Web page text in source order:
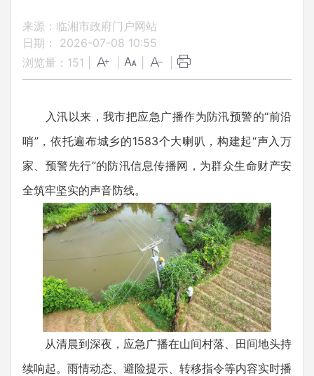
来源：临湘市政府门户网站
日期： 2026-07-08 10:55
浏览量： 151
入汛以来，我市把应急广播作为防汛预警的“前沿
哨”，依托遍布城乡的1583个大喇叭，构建起“声入万
家、预警先行”的防汛信息传播网，为群众生命财产安
全筑牢坚实的声音防线。
从清晨到深夜，应急广播在山间村落、田间地头持
续响起。雨情动态、避险提示、转移指令等内容实时播